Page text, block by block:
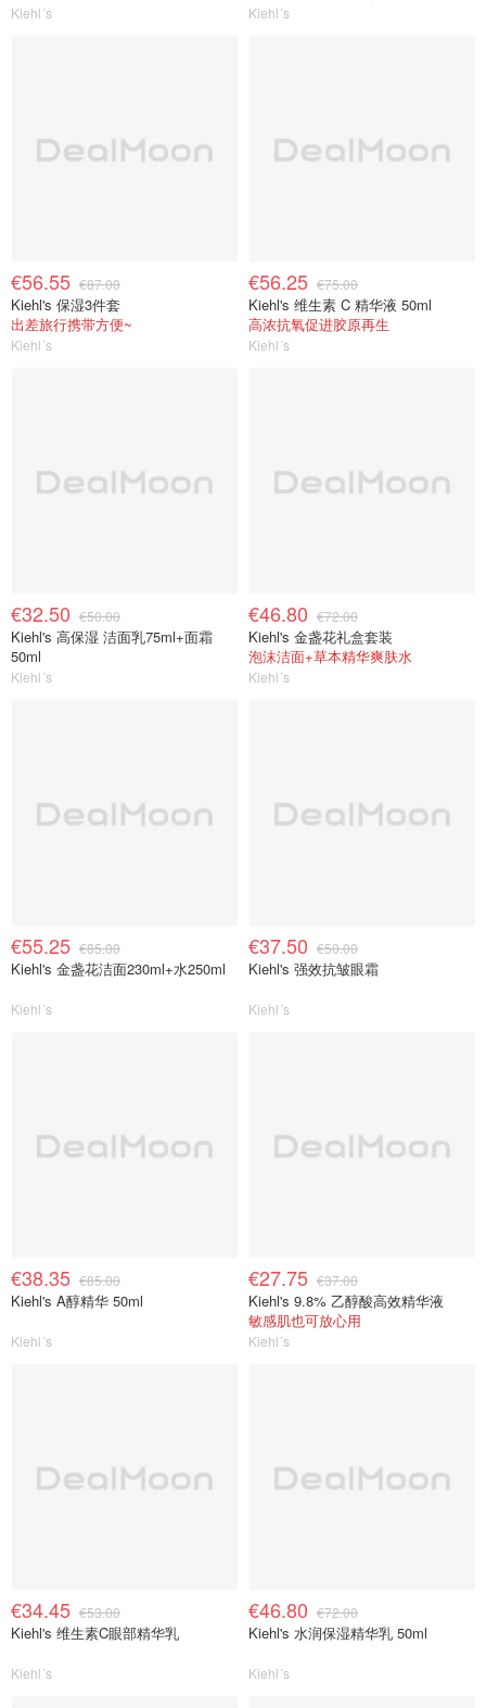
Kiehl´s Kiehl´s
€56.55 €87.00
Kiehl's 保湿3件套
出差旅行携带方便~
Kiehl´s
€56.25 €75.00
Kiehl's 维生素 C 精华液 50ml
高浓抗氧促进胶原再生
Kiehl´s
€32.50 €50.00
Kiehl's 高保湿 洁面乳75ml+面霜
50ml
Kiehl´s
€46.80 €72.00
Kiehl's 金盏花礼盒套装
泡沫洁面+草本精华爽肤水
Kiehl´s
€55.25 €85.00
Kiehl's 金盏花洁面230ml+水250ml
Kiehl´s
€37.50 €50.00
Kiehl's 强效抗皱眼霜
Kiehl´s
€38.35 €85.00
Kiehl's A醇精华 50ml
Kiehl´s
€27.75 €37.00
Kiehl's 9.8% 乙醇酸高效精华液
敏感肌也可放心用
Kiehl´s
€34.45 €53.00
Kiehl's 维生素C眼部精华乳
Kiehl´s
€46.80 €72.00
Kiehl's 水润保湿精华乳 50ml
Kiehl´s